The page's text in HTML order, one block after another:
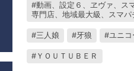
動画、設定６、ヱヴァ、ス
専門店、地域最大級、スマパ
三人娘 牙狼 ユニコ
ＹＯＵＴＵＢＥＲ